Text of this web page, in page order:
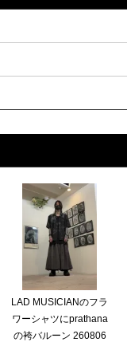
LAD MUSICIANのフラ
ワーシャツにprathana
の袴バルーン 260806